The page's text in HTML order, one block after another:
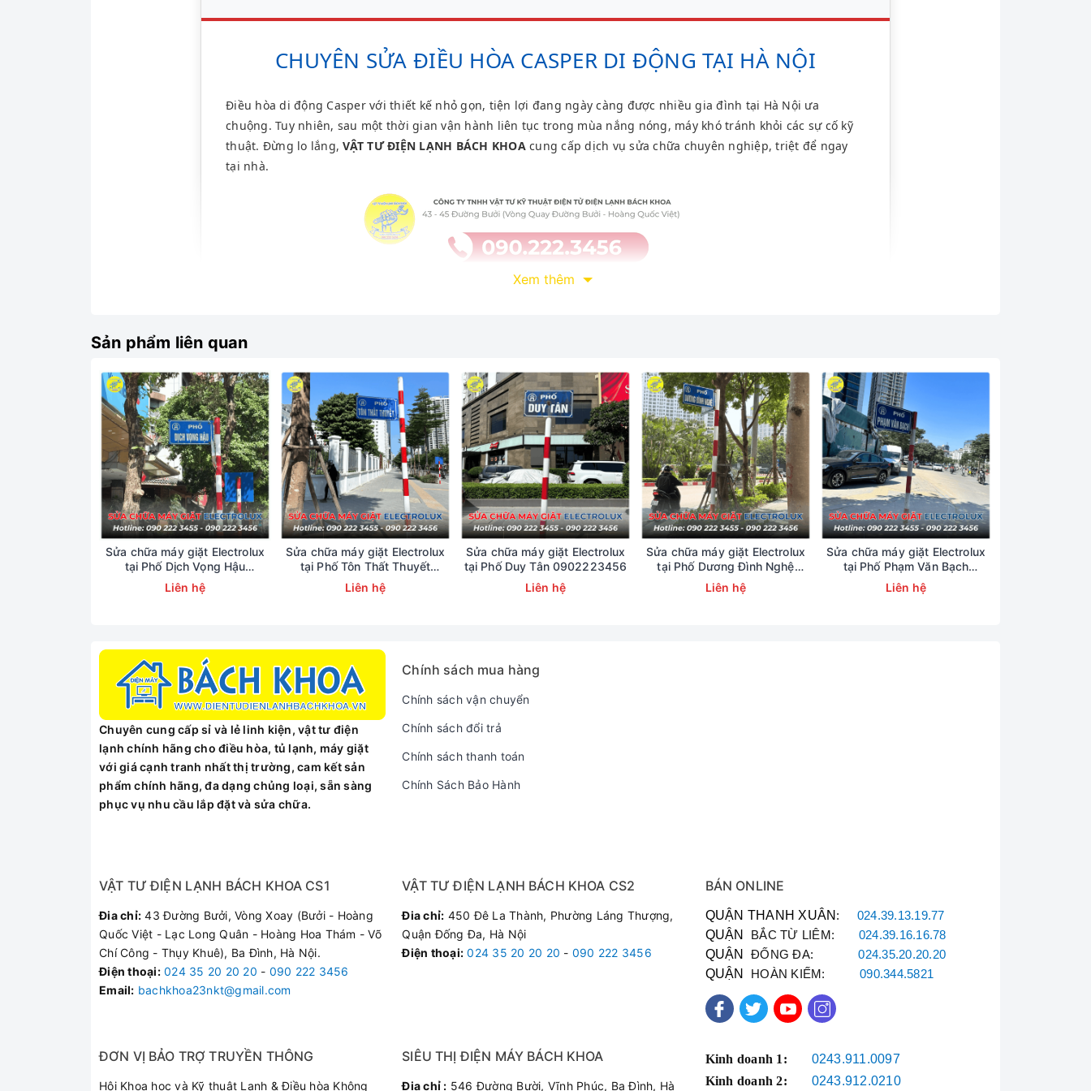
CHUYÊN SỬA ĐIỀU HÒA CASPER DI ĐỘNG TẠI HÀ NỘI
Điều hòa di động Casper với thiết kế nhỏ gọn, tiện lợi đang ngày càng được nhiều gia đình tại Hà Nội ưa
chuộng. Tuy nhiên, sau một thời gian vận hành liên tục trong mùa nắng nóng, máy khó tránh khỏi các sự cố kỹ
thuật. Đừng lo lắng,VẬT TƯ ĐIỆN LẠNH BÁCH KHOAcung cấp dịch vụ sửa chữa chuyên nghiệp, triệt để ngay
tại nhà.
Điều hòa di động Casper báo lỗi E5, E4 trên màn hình hiển thị.
Máy cắm điện nhưng không nguồn, không hoạt động.
Block (máy nén) không chạy hoặc chạy ra hơi nóng, không mát.
Điều hòa bị chảy nước lê láng ra sàn nhà do tắc khay chứa hoặc hỏng bơm.
Quạt gió kêu to, rung lắc mạnh khi vận hành.
Máy thiếu gas, rò rỉ gas ở các đầu hộc nối ống.
Với đội ngũ kỹ thuật viên dày dặn kinh nghiệm chuyên sâu về các dòng điều hòa máy đứng, điều hòa mini,
chúng tôi cam kết mang lại sự hài lòng tuyệt đối:
Linh kiện chính hãng:
Thay thế cảm biến, bo mạch, quạt chính hãng Casper, sẵn kho đầy đủ.
Kiểm tra bắt bệnh chính xác:
Báo đúng lỗi, sửa đúng giá, tuyệt đối không bày vẽ câu tiền.
Phục vụ siêu tốc:
Mọi hạng mục sửa chữa và thay thế đều được bảo hành từ 3 đến 6 tháng.
Khách Hàng Nói Gì Về Chúng Tôi?
Xem thêm
Sản phẩm liên quan
Sửa chữa máy giặt Electrolux
tại Phố Dịch Vọng Hậu
0902223456
Liên hệ
Sửa chữa máy giặt Electrolux
tại Phố Tôn Thất Thuyết
0902223456
Liên hệ
Sửa chữa máy giặt Electrolux
tại Phố Duy Tân 0902223456
Liên hệ
Sửa chữa máy giặt Electrolux
tại Phố Dương Đình Nghệ
0902223456
Liên hệ
Sửa chữa máy giặt Electrolux
tại Phố Phạm Văn Bạch
0902223456
Liên hệ
Chuyên cung cấp sỉ và lẻ linh kiện, vật tư điện
lạnh chính hãng cho điều hòa, tủ lạnh, máy giặt
với giá cạnh tranh nhất thị trường, cam kết sản
phẩm chính hãng, đa dạng chủng loại, sẵn sàng
phục vụ nhu cầu lắp đặt và sửa chữa.
Chính sách mua hàng
Chính sách vận chuyển
Chính sách đổi trả
Chính sách thanh toán
Chính Sách Bảo Hành
VẬT TƯ ĐIỆN LẠNH BÁCH KHOA CS1
Đia chỉ: 43 Đường Bưởi, Vòng Xoay (Bưởi - Hoàng
Quốc Việt - Lạc Long Quân - Hoàng Hoa Thám - Võ
Chí Công - Thụy Khuê), Ba Đình, Hà Nội.
Điện thoại: 024 35 20 20 20 - 090 222 3456
Email: bachkhoa23nkt@gmail.com
VẬT TƯ ĐIỆN LẠNH BÁCH KHOA CS2
Đia chỉ: 450 Đê La Thành, Phường Láng Thượng,
Quận Đống Đa, Hà Nội
Điện thoại: 024 35 20 20 20 - 090 222 3456
BÁN ONLINE
QUẬN THANH XUÂN : 024.39.13.19.77
QUẬN BẮC TỪ LIÊM: 024.39.16.16.78
QUẬN ĐỐNG ĐA:024.35.20.20.20
QUẬN HOÀN KIẾM:090.344.5821
ĐƠN VỊ BẢO TRỢ TRUYỀN THÔNG
Hội Khoa học và Kỹ thuật Lạnh & Điều hòa Không
SIÊU THỊ ĐIỆN MÁY BÁCH KHOA
Đia chỉ : 546 Đường Bười, Vĩnh Phúc, Ba Đình, Hà
Kinh doanh 1:
0243.911.0097
Kinh doanh 2:
0243.912.0210